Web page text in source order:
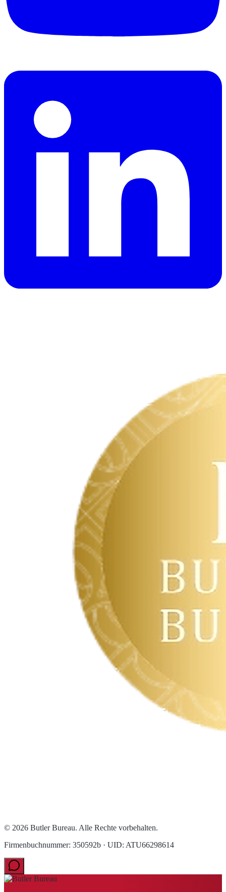
© 2026 Butler Bureau. Alle Rechte vorbehalten.
Firmenbuchnummer: 350592b · UID: ATU66298614